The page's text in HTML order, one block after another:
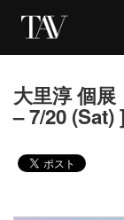
大里淳 個
– 7/20 (Sat) ]